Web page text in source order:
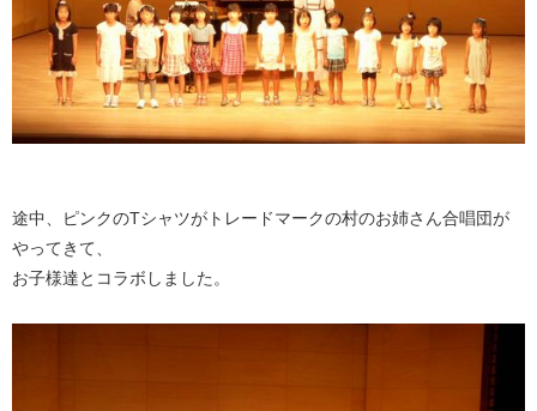
途中、ピンクのTシャツがトレードマークの村のお姉さん合唱団が
やってきて、
お子様達とコラボしました。